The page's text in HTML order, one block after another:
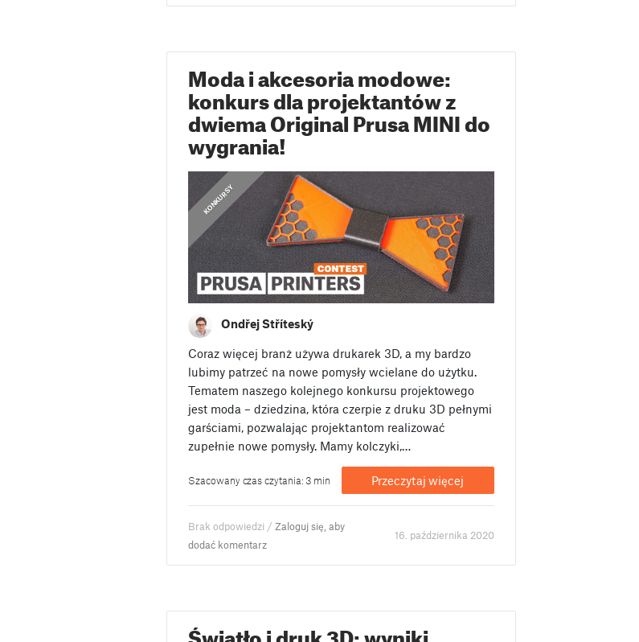
Moda i akcesoria modowe:
konkurs dla projektantów z
dwiema Original Prusa MINI do
wygrania!
KONKURSY
Ondřej Stříteský
Coraz więcej branż używa drukarek 3D, a my bardzo
lubimy patrzeć na nowe pomysły wcielane do użytku.
Tematem naszego kolejnego konkursu projektowego
jest moda – dziedzina, która czerpie z druku 3D pełnymi
garściami, pozwalając projektantom realizować
zupełnie nowe pomysły. Mamy kolczyki,…
Szacowany czas czytania: 3 min Przeczytaj więcej
Brak odpowiedzi /Zaloguj się, aby
dodać komentarz
16. października 2020
Światło i druk 3D: wyniki